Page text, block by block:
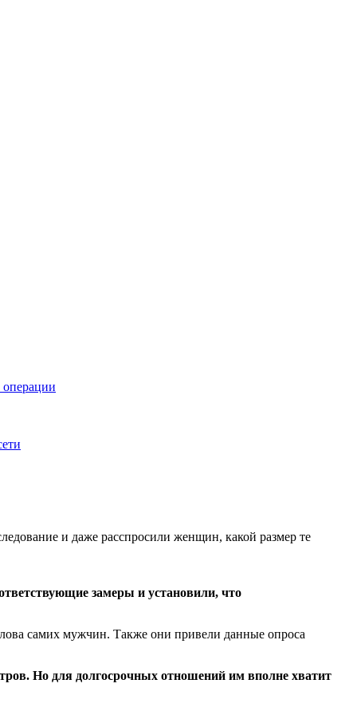
операции
и даже расспросили женщин, какой размер те
замеры и установили, что
самих мужчин. Также они привели данные опроса
Но для долгосрочных отношений им вполне хватит